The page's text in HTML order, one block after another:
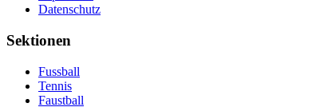
Datenschutz
Sektionen
Fussball
Tennis
Faustball